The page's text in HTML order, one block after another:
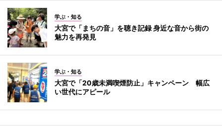
学ぶ・知る
大宮で「まちの音」を聴き記録 身近な音から街の
魅力を再発見
学ぶ・知る
大宮で「20歳未満喫煙防止」キャンペーン 幅広
い世代にアピール